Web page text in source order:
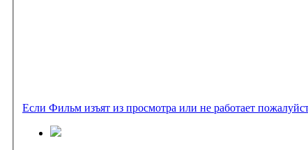
Если Фильм изъят из просмотра или не работает